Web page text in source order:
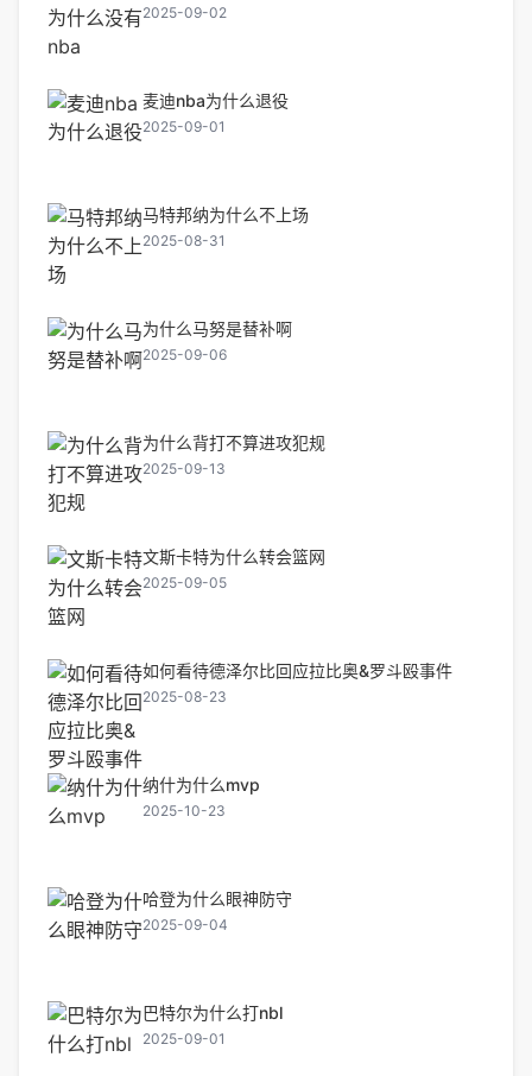
2025-09-02
麦迪nba为什么退役
2025-09-01
马特邦纳为什么不上场
2025-08-31
为什么马努是替补啊
2025-09-06
为什么背打不算进攻犯规
2025-09-13
文斯卡特为什么转会篮网
2025-09-05
如何看待德泽尔比回应拉比奥&罗斗殴事件
2025-08-23
纳什为什么mvp
2025-10-23
哈登为什么眼神防守
2025-09-04
巴特尔为什么打nbl
2025-09-01